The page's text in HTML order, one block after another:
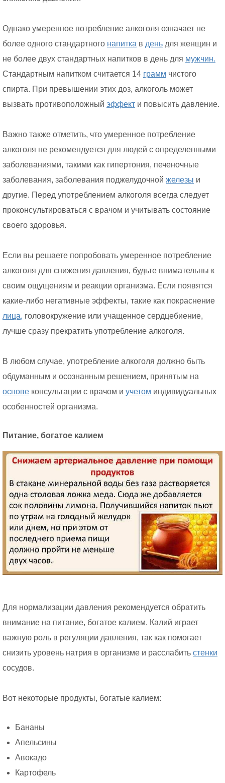
Однако умеренное потребление алкоголя означает не
более одного стандартного напитка в день для женщин и
не более двух стандартных напитков в день для мужчин.
Стандартным напитком считается 14 грамм чистого
спирта. При превышении этих доз, алкоголь может
вызвать противоположный эффект и повысить давление.
Важно также отметить, что умеренное потребление
алкоголя не рекомендуется для людей с определенными
заболеваниями, такими как гипертония, печеночные
заболевания, заболевания поджелудочной железы и
другие. Перед употреблением алкоголя всегда следует
проконсультироваться с врачом и учитывать состояние
своего здоровья.
Если вы решаете попробовать умеренное потребление
алкоголя для снижения давления, будьте внимательны к
своим ощущениям и реакции организма. Если появятся
какие-либо негативные эффекты, такие как покраснение
лица, головокружение или учащенное сердцебиение,
лучше сразу прекратить употребление алкоголя.
В любом случае, употребление алкоголя должно быть
обдуманным и осознанным решением, принятым на
основе консультации с врачом и учетом индивидуальных
особенностей организма.
Питание, богатое калием
Для нормализации давления рекомендуется обратить
внимание на питание, богатое калием. Калий играет
важную роль в регуляции давления, так как помогает
снизить уровень натрия в организме и расслабить стенки
сосудов.
Вот некоторые продукты, богатые калием:
Бананы
Апельсины
Авокадо
Картофель